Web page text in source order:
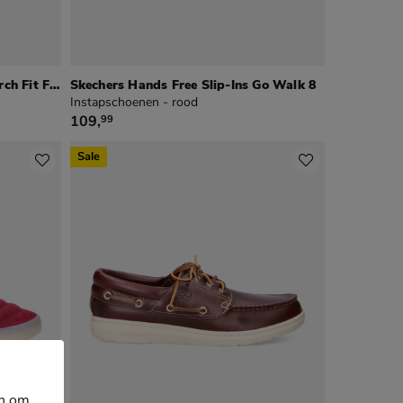
Skechers Hands Free Slip-Ins Arch Fit Fiddow Skechers Hands Free Slip-Ins Go Walk 8
Instapschoenen - rood
€ 109,99
109,99
Sale